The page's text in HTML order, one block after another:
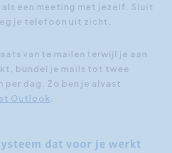
als een meeting met jezelf. Sluit
je telefoon uit zicht.
van te mailen terwijl je aan
bundel je mails tot twee
per dag. Zo ben je alvast
Outlook
dat voor je werkt